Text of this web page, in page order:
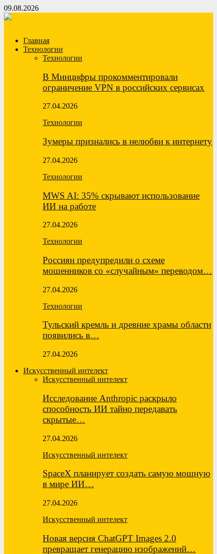
09.08.2026
Главная
Технологии
Технологии
В Минцифры прокомментировали
ограничение VPN в российских сервисах
27.04.2026
Технологии
Зумеры признались в нелюбви к интернету
27.04.2026
Технологии
MWS AI: 35% скрывают использование
ИИ на работе
27.04.2026
Технологии
Россиян предупредили о схеме
мошенников со «случайным» переводом…
27.04.2026
Технологии
Тульский кремль и древние храмы области
появились в…
27.04.2026
Искусственный интелект
Искусственный интелект
Исследование Anthropic раскрыло
способность ИИ тайно передавать
скрытые…
27.04.2026
Искусственный интелект
SpaceX планирует создать самую мощную
в мире ИИ…
27.04.2026
Искусственный интелект
Новая версия ChatGPT Images 2.0
превращает генерацию изображений…